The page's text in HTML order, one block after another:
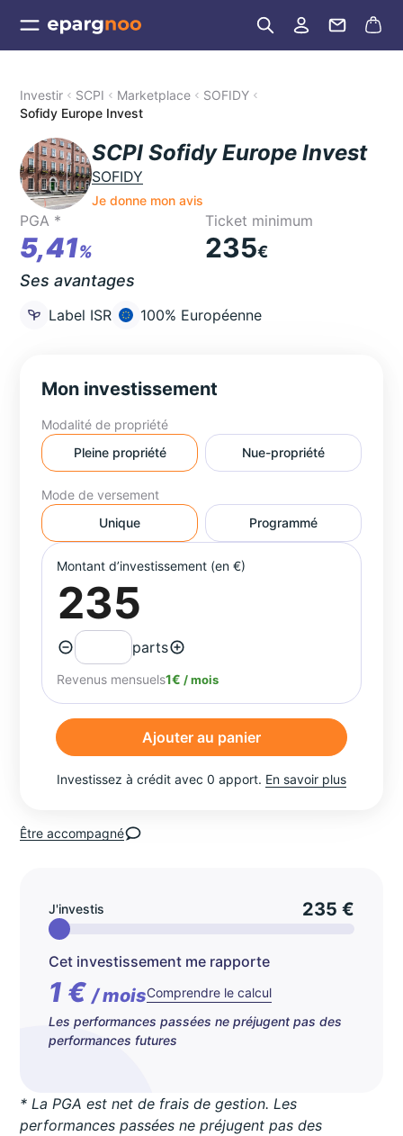
Investir SCPI Marketplace
SOFIDY
Sofidy Europe Invest
SCPI Sofidy Europe Invest
SOFIDY
Je donne mon avis
PGA *
5,41%
Ticket minimum
235€
Ses avantages
Label ISR 100% Européenne
Mon investissement
Modalité de propriété
Pleine propriété
Nue-propriété
Mode de versement
Unique
Programmé
Montant d’investissement (en €)
parts
Revenus mensuels1€/ mois
Ajouter au panier
Investissez à crédit avec 0 apport. En savoir plus
Être accompagné
J'investis 235 €
Cet investissement me rapporte
1 €/ moisComprendre le calcul
Les performances passées ne préjugent pas des
performances futures
* La PGA est net de frais de gestion. Les
performances passées ne préjugent pas des